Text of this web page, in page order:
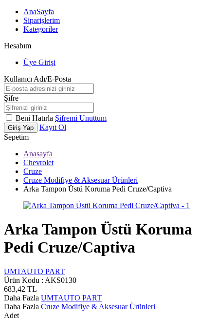
AnaSayfa
Siparişlerim
Kategoriler
Hesabım
Üye Girişi
Kullanıcı Adı/E-Posta
Şifre
Beni Hatırla Şifremi Unuttum
Giriş Yap
Kayıt Ol
Sepetim
Anasayfa
Chevrolet
Cruze
Cruze Modifiye & Aksesuar Ürünleri
Arka Tampon Üstü Koruma Pedi Cruze/Captiva
Arka Tampon Üstü Koruma
Pedi Cruze/Captiva
UMTAUTO PART
Ürün Kodu : AKS0130
683,42 TL
Daha Fazla UMTAUTO PART
Daha Fazla Cruze Modifiye & Aksesuar Ürünleri
Adet